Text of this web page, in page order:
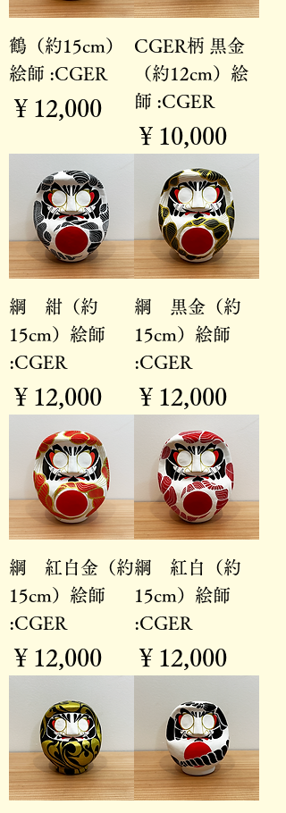
鶴（約15cm）
絵師 :CGER
価格
￥12,000
CGER柄 黒金
（約12cm）絵
師 :CGER
価格
￥10,000
綱 紺（約
15cm）絵師
:CGER
価格
￥12,000
綱 黒金（約
15cm）絵師
:CGER
価格
￥12,000
綱 紅白金（約
15cm）絵師
:CGER
価格
￥12,000
綱 紅白（約
15cm）絵師
:CGER
価格
￥12,000